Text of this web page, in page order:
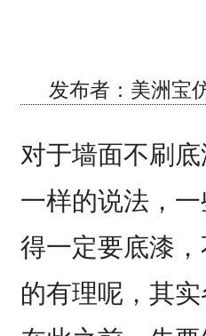
发布者：美洲宝
对于墙面不刷
一样的说法，
得一定要底漆
的有理呢，其